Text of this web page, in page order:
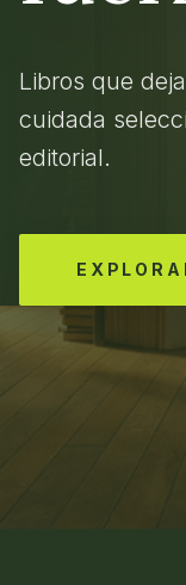
Libros que
cuidada
editorial.